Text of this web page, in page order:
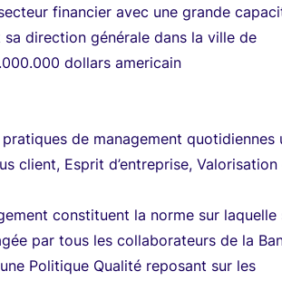
financier avec une grande
direction générale dans la ville de
dollars americain
de management quotidiennes
client, Esprit d’entreprise, Valorisation
constituent la norme sur laquelle
par tous les collaborateurs de la
Politique Qualité reposant sur les